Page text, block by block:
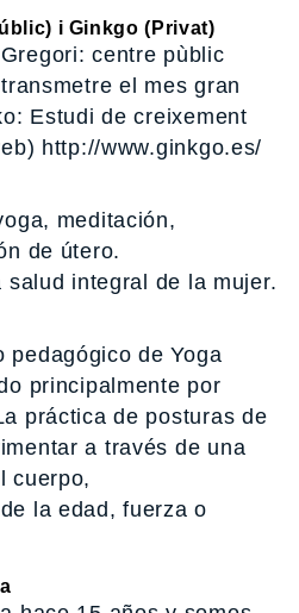
i Ginkgo (Privat)
centre pùblic
el mes gran
Estudi de creixement
http://www.ginkgo.es/
meditación,
de útero.
integral de la mujer.
pedagógico de Yoga
principalmente por
práctica de posturas de
a través de una
cuerpo,
la edad, fuerza o